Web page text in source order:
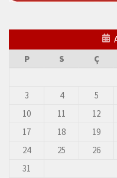
P
S Ç
3
4 5
10
11 12
17
18 19
24
25 26
31